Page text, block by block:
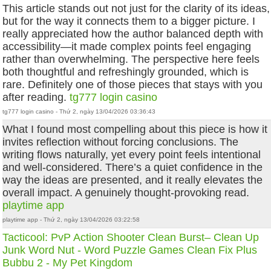
This article stands out not just for the clarity of its ideas,
but for the way it connects them to a bigger picture. I
really appreciated how the author balanced depth with
accessibility—it made complex points feel engaging
rather than overwhelming. The perspective here feels
both thoughtful and refreshingly grounded, which is
rare. Definitely one of those pieces that stays with you
after reading.tg777 login casino
tg777 login casino - Thứ 2, ngày 13/04/2026 03:36:43
What I found most compelling about this piece is how it
invites reflection without forcing conclusions. The
writing flows naturally, yet every point feels intentional
and well-considered. There’s a quiet confidence in the
way the ideas are presented, and it really elevates the
overall impact. A genuinely thought-provoking read.
playtime app
playtime app - Thứ 2, ngày 13/04/2026 03:22:58
Tacticool: PvP Action Shooter Clean Burst– Clean Up
Junk Word Nut - Word Puzzle Games Clean Fix Plus
Bubbu 2 - My Pet Kingdom